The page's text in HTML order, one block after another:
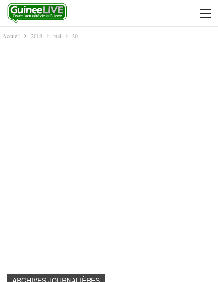
Accueil 2018 mai 20
ARCHIVES JOURNALIÈRES